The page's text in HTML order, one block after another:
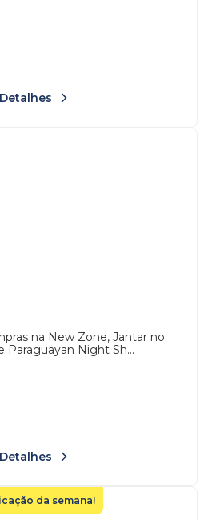
Detalhes
na New Zone, Jantar no
Paraguayan Night Sh...
Detalhes
da semana!